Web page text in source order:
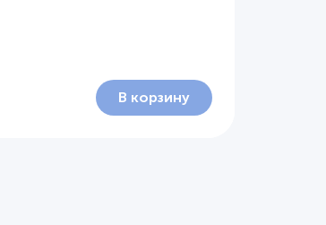
В корзину